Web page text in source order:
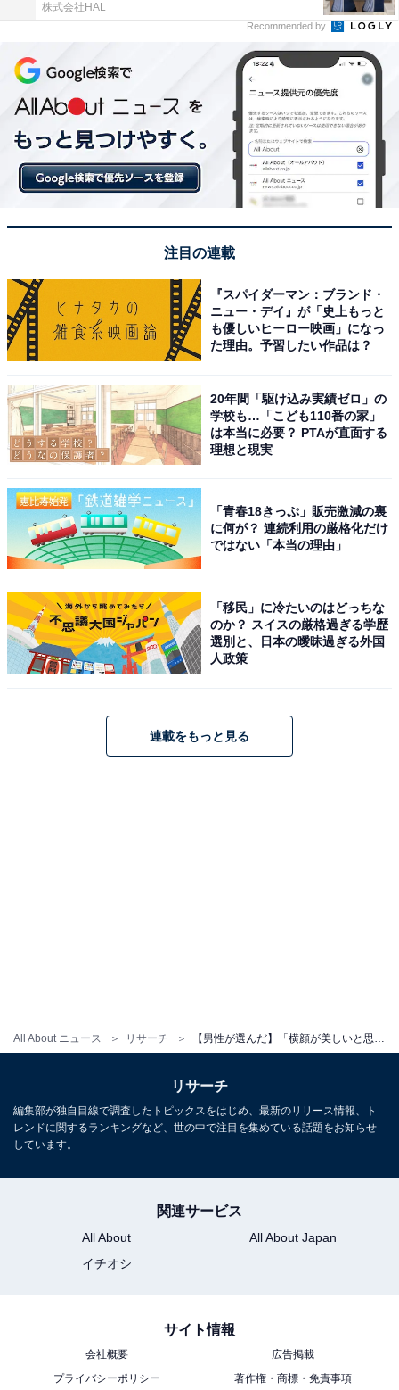
All About ニュース リサーチ
堂々の1位に輝いたのは今田美桜さんです。福岡県出身
の俳優で、数多くの話題作に出演しています。2018年の
ドラマ『花のち晴れ〜花男Next Season〜』（TBS系）
～外科医・大門未知子～』（テレビ朝日系）などの大ヒ
ットシリーズに参加しました。近年も『いちばんすきな
花』（フジテレビ系）などで好演し、2025年にはNHK連
続テレビ小説『あんぱん』で主演を務めます。鼻筋の通
「目が大きくて、色白の綺麗な肌がバランスがとれ
※回答者からのコメントは原文ママです
※記事内容は執筆時点のものです.最新の内容をご確認く
あわせて読みたい
【女性が選んだ】「横顔が美しいと思う20代
次ページ 5位までのランキング結果を見る
株式会社HAL
Recommended by
注目の連載
『スパイダーマン：ブランド・
ニュー・デイ』が「史上もっと
も優しいヒーロー映画」になっ
た理由。予習したい作品は？
20年間「駆け込み実績ゼロ」の
学校も…「こども110番の家」
は本当に必要？ PTAが直面する
理想と現実
「青春18きっぷ」販売激減の裏
に何が？ 連続利用の厳格化だけ
ではない「本当の理由」
「移民」に冷たいのはどっちな
のか？ スイスの厳格過ぎる学歴
選別と、日本の曖昧過ぎる外国
人政策
連載をもっと見る
リサーチ
編集部が独自目線で調査したトピックスをはじめ、最新のリリース情報、ト
レンドに関するランキングなど、世の中で注目を集めている話題をお知らせ
しています。
関連サービス
All About
All About Japan
イチオシ
サイト情報
会社概要
広告掲載
プライバシーポリシー
著作権・商標・免責事項